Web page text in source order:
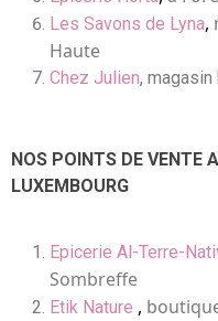
Les Savons de Lyna,
Haute
Chez Julien,
NOS POINTS DE VENTE
LUXEMBOURG
Epicerie Al-Terre-
Sombreffe
Etik Nature ,